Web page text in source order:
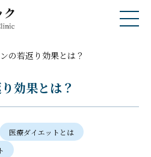
の若返り効果とは？
効果とは？
医療ダイエットとは